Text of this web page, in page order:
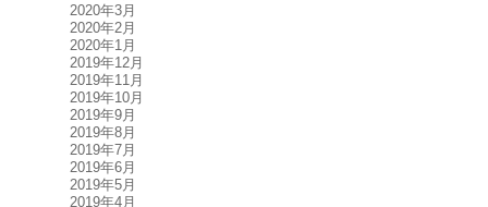
2020年3月
2020年2月
2020年1月
2019年12月
2019年11月
2019年10月
2019年9月
2019年8月
2019年7月
2019年6月
2019年5月
2019年4月